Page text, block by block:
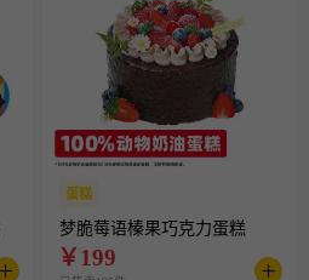
蛋糕
梦脆莓语榛果巧克力蛋糕
￥199